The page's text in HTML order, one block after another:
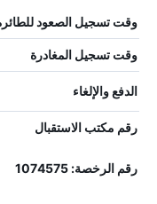
وقت تسجيل الصعود
وقت تسجيل المغادرة
الدفع والإلغاء
رقم مكتب الاستقبال
رقم الرخصة: 1074575